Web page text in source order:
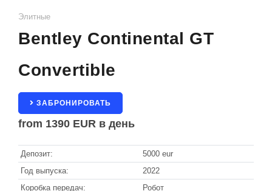
Церматт
Лех
Седан
Внедорожник
Минивен
Универсал
Элитные
Bentley Continental GT
Convertible
ЗАБРОНИРОВАТЬ
from 1390 EUR в день
Депозит:
5000 eur
Год выпуска:
2022
Коробка передач:
Робот